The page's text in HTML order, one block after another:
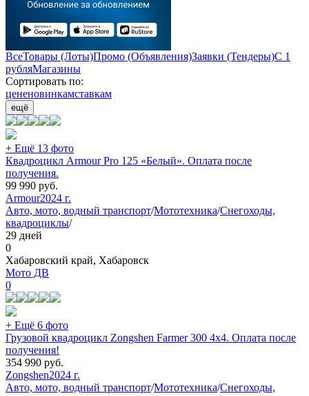
ВсеТовары (Лоты)Промо (Объявления)Заявки (Тендеры)С 1
рубляМагазины
Сортировать по:
цененовинкамставкам
ещё
+ Ещё 13 фото
Квадроцикл Armour Pro 125 «Белый». Оплата после
получения.
99 990 руб.
Armour2024 г.
Авто, мото, водный транспорт/Мототехника/Снегоходы,
квадроциклы/
29 дней
0
Хабаровский край, Хабаровск
Мото ДВ
0
+ Ещё 6 фото
Грузовой квадроцикл Zongshen Farmer 300 4х4. Оплата после
получения!
354 990 руб.
Zongshen2024 г.
Авто, мото, водный транспорт/Мототехника/Снегоходы,